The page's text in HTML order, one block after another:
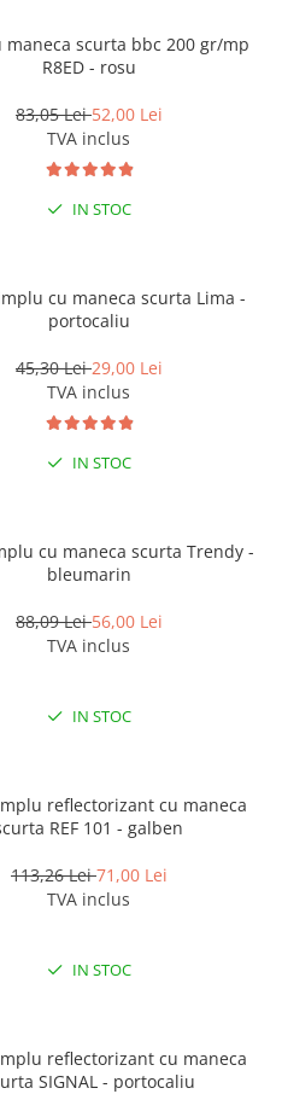
maneca scurta bbc 200 gr/mp
R8ED - rosu
83,05 Lei52,00 Lei
TVA inclus
IN STOC
cu maneca scurta Lima -
portocaliu
45,30 Lei29,00 Lei
TVA inclus
IN STOC
cu maneca scurta Trendy -
bleumarin
88,09 Lei56,00 Lei
TVA inclus
IN STOC
reflectorizant cu maneca
REF 101 - galben
113,26 Lei71,00 Lei
TVA inclus
IN STOC
reflectorizant cu maneca
SIGNAL - portocaliu